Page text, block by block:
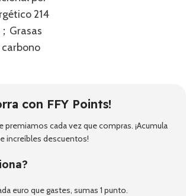
214
Grasas
con FFY Points!
premiamos cada vez que compras. ¡Acumula
increíbles descuentos!
euro que gastes, sumas 1 punto.